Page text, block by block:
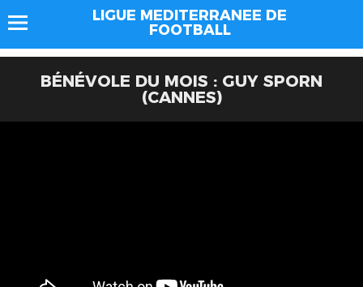
LIGUE MEDITERRANEE DE
FOOTBALL
BÉNÉVOLE DU MOIS : GUY SPORN
(CANNES)